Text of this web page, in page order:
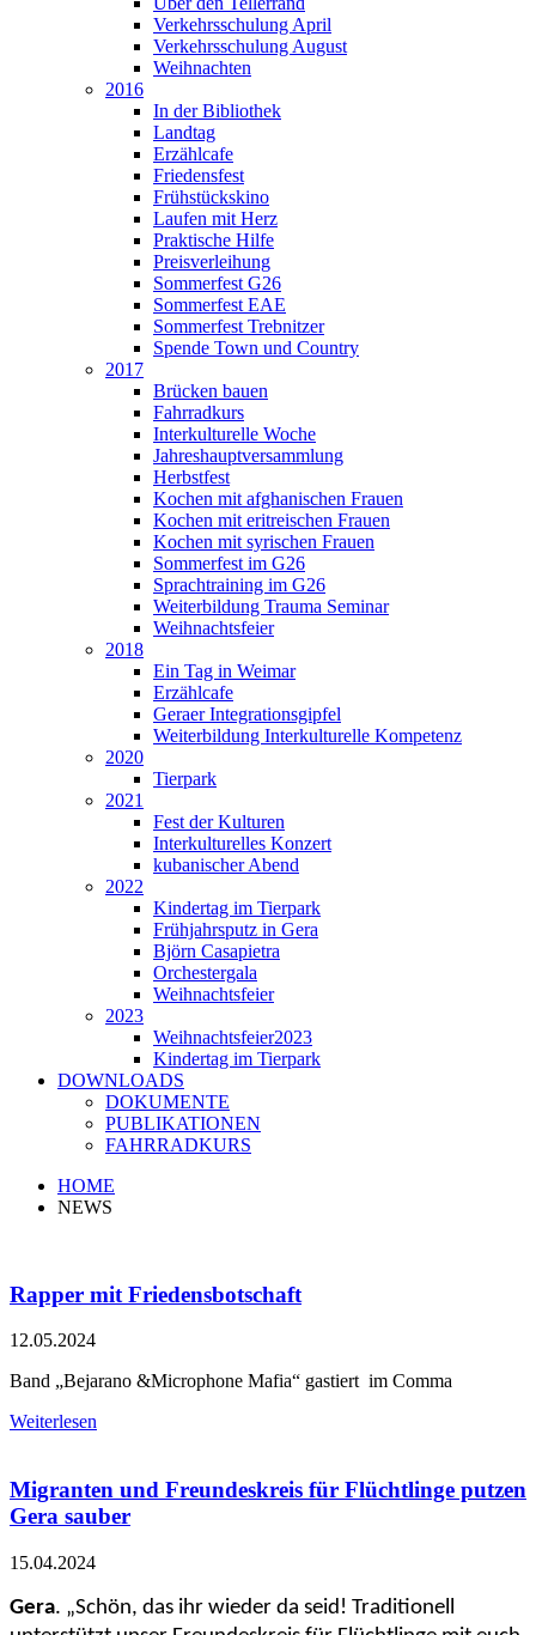
Verkehrsschulung April
Verkehrsschulung August
Weihnachten
2016
In der Bibliothek
Landtag
Erzählcafe
Friedensfest
Frühstückskino
Laufen mit Herz
Praktische Hilfe
Preisverleihung
Sommerfest G26
Sommerfest EAE
Sommerfest Trebnitzer
Spende Town und Country
2017
Brücken bauen
Fahrradkurs
Interkulturelle Woche
Jahreshauptversammlung
Herbstfest
Kochen mit afghanischen Frauen
Kochen mit eritreischen Frauen
Kochen mit syrischen Frauen
Sommerfest im G26
Sprachtraining im G26
Weiterbildung Trauma Seminar
Weihnachtsfeier
2018
Ein Tag in Weimar
Erzählcafe
Geraer Integrationsgipfel
Weiterbildung Interkulturelle Kompetenz
2020
Tierpark
2021
Fest der Kulturen
Interkulturelles Konzert
kubanischer Abend
2022
Kindertag im Tierpark
Frühjahrsputz in Gera
Björn Casapietra
Orchestergala
Weihnachtsfeier
2023
Weihnachtsfeier2023
Kindertag im Tierpark
DOWNLOADS
DOKUMENTE
PUBLIKATIONEN
FAHRRADKURS
HOME
NEWS
Rapper mit Friedensbotschaft
12.05.2024
Band „Bejarano &Microphone Mafia“ gastiert im Comma
Weiterlesen
Migranten und Freundeskreis für Flüchtlinge putzen
Gera sauber
15.04.2024
Gera. „Schön, das ihr wieder da seid! Traditionell